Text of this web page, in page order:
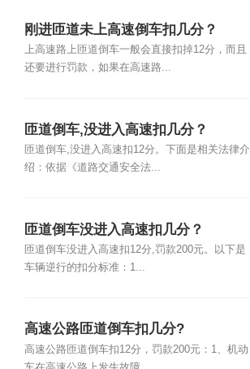
刚进匝道未上高速倒车扣几分？
上高速路上匝道倒车一般会直接扣掉12分，而且
还要进行罚款，如果在高速路...
匝道倒车,没进入高速扣几分？
匝道倒车,没进入高速扣12分。下面是相关法律介
绍：依据《道路交通安全法...
匝道倒车没进入高速扣几分？
匝道倒车没进入高速扣12分,罚款200元。以下是
车辆逆行的扣分标准：1...
高速公路匝道倒车扣几分?
高速公路匝道倒车扣12分，罚款200元：1、机动